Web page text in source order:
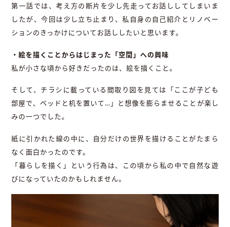
第一話では、考え方の断片を少し先走ってお話ししてしまいま
したが、今回は少し立ち止まり、私自身の自己紹介とリノベー
ションのきっかけについてお話ししたいと思います。
・絵を描くことからはじまった「空間」への興味
私が小さな頃から好きだったのは、絵を描くこと。
そして、チラシに載っている間取り図を見ては「ここが子ども
部屋で、ベッドと机を置いて…」と想像を膨らませることが楽し
みの一つでした。
紙に引かれた線の中に、自分だけの世界を描けることがたまら
なく面白かったのです。
「暮らしを描く」という行為は、この頃から私の中で自然な遊
びになっていたのかもしれません。